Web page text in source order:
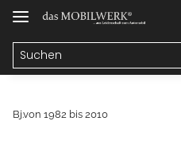
Bj.von 1982 bis 2010